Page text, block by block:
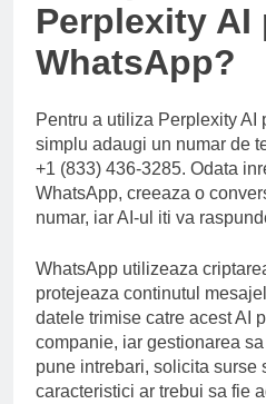
Perplexity AI
WhatsApp?
Pentru a utiliza Perplexity AI
simplu adaugi un numar de
+1 (833) 436-3285. Odata
WhatsApp, creeaza o
numar, iar AI-ul iti va
WhatsApp utilizeaza
protejeaza continutul
datele trimise catre acest AI
companie, iar gestionarea
pune intrebari, solicita surse
caracteristici ar trebui sa fie